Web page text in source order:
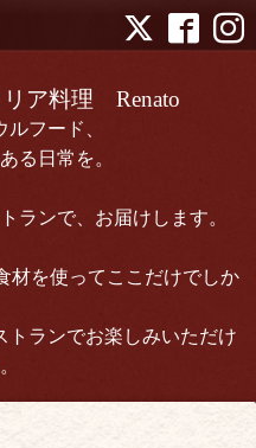
リア料理 Renato
フード、
る日常を。
ランで、お届けします。
材を使ってここだけでしか
トランでお楽しみいただけ